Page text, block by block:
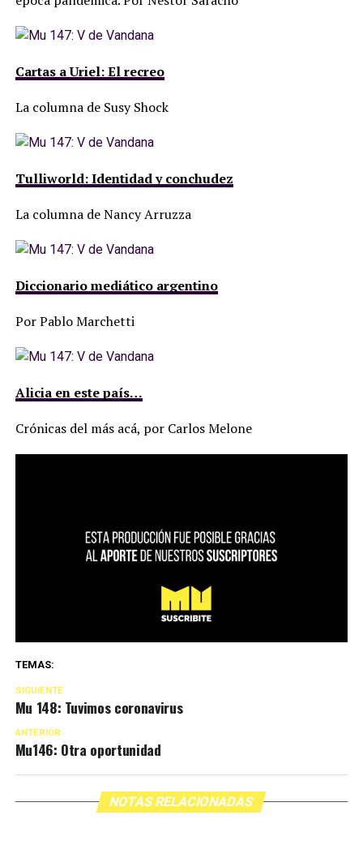
Cartas a Uriel: El recreo
La columna de Susy Shock
Tulliworld: Identidad y conchudez
La columna de Nancy Arruzza
Diccionario mediático argentino
Por Pablo Marchetti
Alicia en este país…
Crónicas del más acá, por Carlos Melone
TEMAS:
SIGUIENTE
Mu 148: Tuvimos coronavirus
ANTERIOR
Mu146: Otra oportunidad
NOTAS RELACIONADAS